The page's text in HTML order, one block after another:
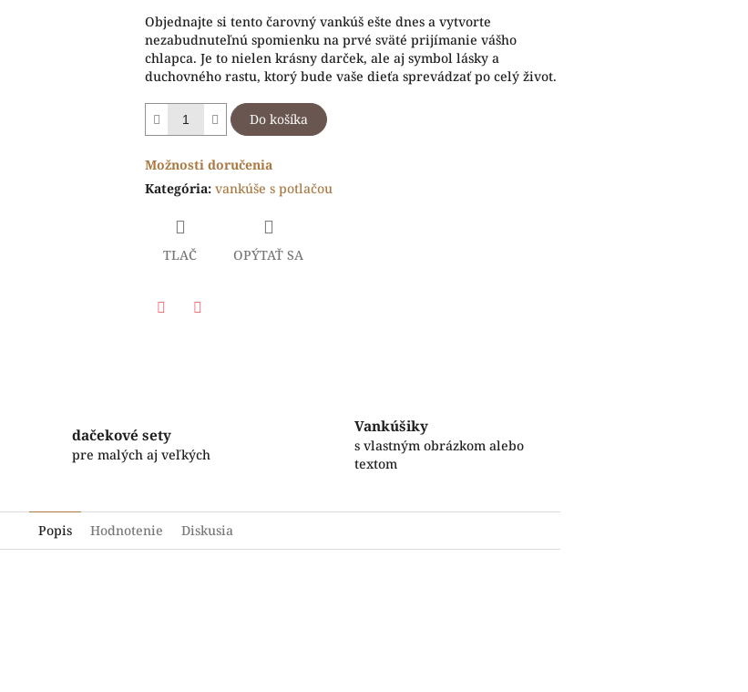
Objednajte si tento čarovný vankúš ešte dnes a vytvorte
nezabudnuteľnú spomienku na prvé sväté prijímanie vášho
chlapca. Je to nielen krásny darček, ale aj symbol lásky a
duchovného rastu, ktorý bude vaše dieťa sprevádzať po celý život.
Do košíka
Možnosti doručenia
Kategória: vankúše s potlačou
TLAČ OPÝTAŤ SA
dačekové sety
pre malých aj veľkých
Vankúšiky
s vlastným obrázkom alebo
textom
Popis Hodnotenie Diskusia